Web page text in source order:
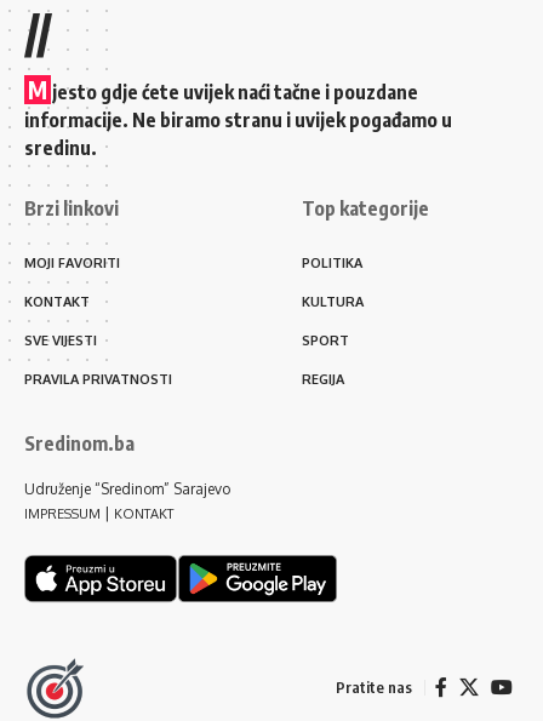
//
M jesto gdje ćete uvijek naći tačne i pouzdane
informacije. Ne biramo stranu i uvijek pogađamo u
sredinu.
Brzi linkovi
MOJI FAVORITI
KONTAKT
SVE VIJESTI
PRAVILA PRIVATNOSTI
Top kategorije
POLITIKA
KULTURA
SPORT
REGIJA
Sredinom.ba
Udruženje “Sredinom” Sarajevo
IMPRESSUM KONTAKT
Pratite nas